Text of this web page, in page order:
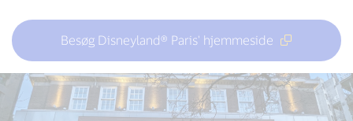
Besøg Disneyland® Paris' hjemmeside